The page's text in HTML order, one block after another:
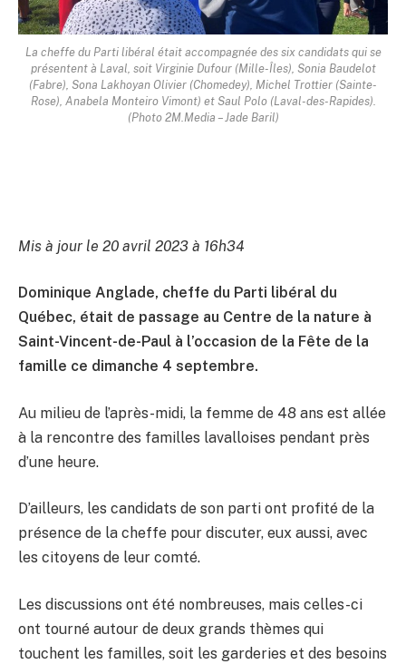
La cheffe du Parti libéral était accompagnée des six candidats qui se
présentent à Laval, soit Virginie Dufour (Mille-Îles), Sonia Baudelot
(Fabre), Sona Lakhoyan Olivier (Chomedey), Michel Trottier (Sainte-
Rose), Anabela Monteiro Vimont) et Saul Polo (Laval-des-Rapides).
(Photo 2M.Media – Jade Baril)
Mis à jour le 20 avril 2023 à 16h34
Dominique Anglade, cheffe du Parti libéral du
Québec, était de passage au Centre de la nature à
Saint-Vincent-de-Paul à l’occasion de la Fête de la
famille ce dimanche 4 septembre.
Au milieu de l’après-midi, la femme de 48 ans est allée
à la rencontre des familles lavalloises pendant près
d’une heure.
D’ailleurs, les candidats de son parti ont profité de la
présence de la cheffe pour discuter, eux aussi, avec
les citoyens de leur comté.
Les discussions ont été nombreuses, mais celles-ci
ont tourné autour de deux grands thèmes qui
touchent les familles, soit les garderies et des besoins